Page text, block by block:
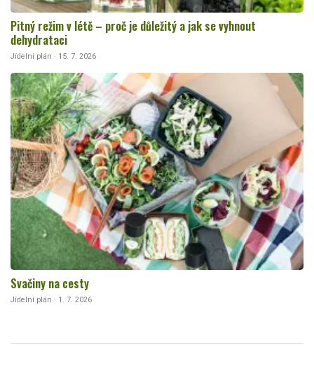
Pitný režim v létě – proč je důležitý a jak se vyhnout
dehydrataci
Jídelní plán · 15. 7. 2026
Svačiny na cesty
Jídelní plán · 1. 7. 2026